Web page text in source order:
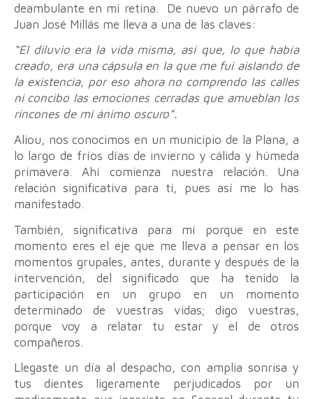
deambulante en mi retina. De nuevo un párrafo de
Juan José Millás me lleva a una de las claves:
“El diluvio era la vida misma, así que, lo que había
creado, era una cápsula en la que me fui aislando de
la existencia, por eso ahora no comprendo las calles
ni concibo las emociones cerradas que amueblan los
rincones de mi ánimo oscuro”.
Aliou, nos conocimos en un municipio de la Plana, a
lo largo de fríos días de invierno y cálida y húmeda
primavera. Ahí comienza nuestra relación. Una
relación significativa para ti, pues así me lo has
manifestado.
También, significativa para mí porque en este
momento eres el eje que me lleva a pensar en los
momentos grupales, antes, durante y después de la
intervención, del significado que ha tenido la
participación en un grupo en un momento
determinado de vuestras vidas; digo vuestras,
porque voy a relatar tu estar y el de otros
compañeros.
Llegaste un día al despacho, con amplia sonrisa y
tus dientes ligeramente perjudicados por un